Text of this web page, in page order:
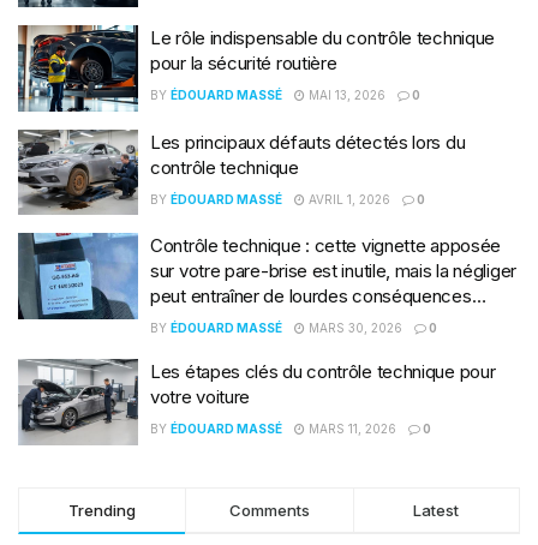
Le rôle indispensable du contrôle technique
pour la sécurité routière
BY ÉDOUARD MASSÉ MAI 13, 2026 0
Les principaux défauts détectés lors du
contrôle technique
BY ÉDOUARD MASSÉ AVRIL 1, 2026 0
Contrôle technique : cette vignette apposée
sur votre pare-brise est inutile, mais la négliger
peut entraîner de lourdes conséquences…
BY ÉDOUARD MASSÉ MARS 30, 2026 0
Les étapes clés du contrôle technique pour
votre voiture
BY ÉDOUARD MASSÉ MARS 11, 2026 0
Trending Comments Latest